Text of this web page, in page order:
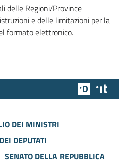
delle Regioni/Province
e delle limitazioni per la
formato elettronico.
Team
DEI MINISTRI
DEPUTATI
SENATO DELLA REPUBBLICA